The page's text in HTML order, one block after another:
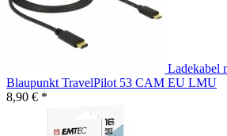
Ladekabel
Blaupunkt TravelPilot 53 CAM EU LMU
8,90 € *